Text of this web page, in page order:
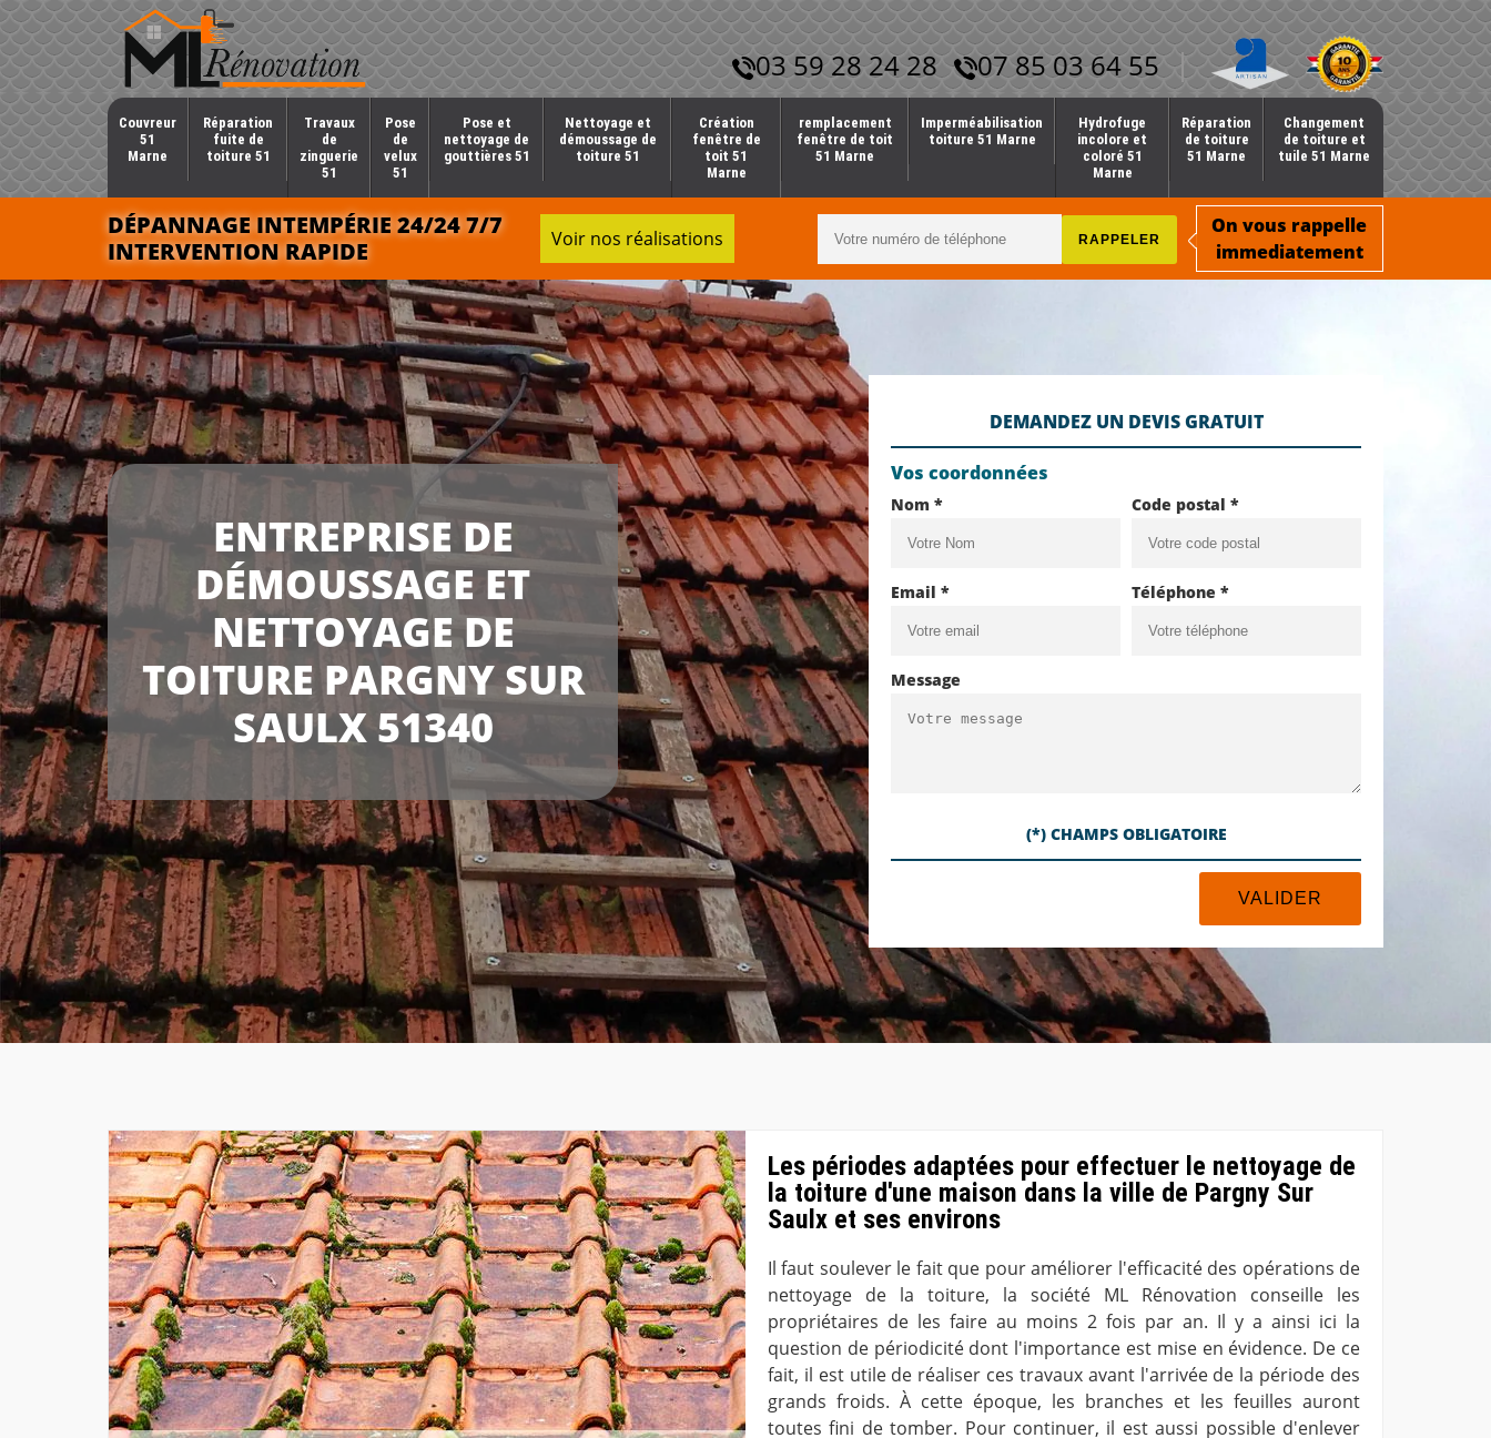
03 59 28 24 28 07 85 03 64 55
Couvreur
51
Marne
Réparation
fuite de
toiture 51
Travaux
de
zinguerie
51
Pose
de
velux
51
Pose et
nettoyage de
gouttières 51
Nettoyage et
démoussage de
toiture 51
Création
fenêtre de
toit 51
Marne
remplacement
fenêtre de toit
51 Marne
Imperméabilisation
toiture 51 Marne
Hydrofuge
incolore et
coloré 51
Marne
Réparation
de toiture
51 Marne
Changement
de toiture et
tuile 51 Marne
DÉPANNAGE INTEMPÉRIE 24/24 7/7
INTERVENTION RAPIDE
Voir nos réalisations
On vous rappelle
immediatement
ENTREPRISE DE
DÉMOUSSAGE ET
NETTOYAGE DE
TOITURE PARGNY SUR
SAULX 51340
DEMANDEZ UN DEVIS GRATUIT
Vos coordonnées
Nom * Code postal *
Email * Téléphone *
Message
(*) CHAMPS OBLIGATOIRE
Les périodes adaptées pour effectuer le nettoyage de
la toiture d'une maison dans la ville de Pargny Sur
Saulx et ses environs
Il faut soulever le fait que pour améliorer l'efficacité des opérations de
nettoyage de la toiture, la société ML Rénovation conseille les
propriétaires de les faire au moins 2 fois par an. Il y a ainsi ici la
question de périodicité dont l'importance est mise en évidence. De ce
fait, il est utile de réaliser ces travaux avant l'arrivée de la période des
grands froids. À cette époque, les branches et les feuilles auront
toutes fini de tomber. Pour continuer, il est aussi possible d'enlever